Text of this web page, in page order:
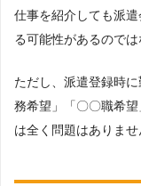
仕事を紹介しても派
る可能性があるので
ただし、派遣登録時
務希望」「〇〇職希
は全く問題はありませ